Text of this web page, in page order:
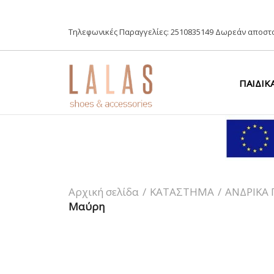
Τηλεφωνικές Παραγγελίες: 2510835149 Δωρεάν
Αρχική σελίδα / ΚΑΤΑΣΤΗΜΑ / ΑΝΔΡΙΚΑ
Μαύρη